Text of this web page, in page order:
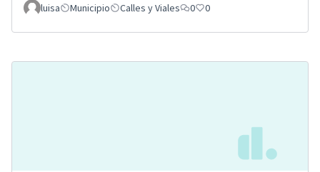
luisa Municipio Calles y Viales 0 0